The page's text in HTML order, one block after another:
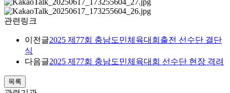
관련링크
이전글2025 제77회 충남도민체육대회출전 선수단 결단
식
다음글2025 제77회 충남도민체육대회 선수단 현장 격려
목록